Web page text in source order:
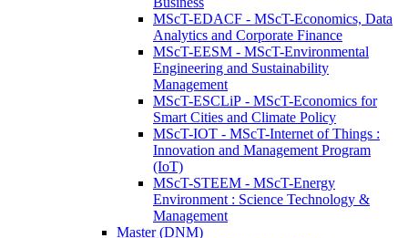
MScT-EDACF - MScT-Economics, Data
Analytics and Corporate Finance
MScT-EESM - MScT-Environmental
Engineering and Sustainability
Management
MScT-ESCLiP - MScT-Economics for
Smart Cities and Climate Policy
MScT-IOT - MScT-Internet of Things :
Innovation and Management Program
(IoT)
MScT-STEEM - MScT-Energy
Environment : Science Technology &
Management
Master (DNM)